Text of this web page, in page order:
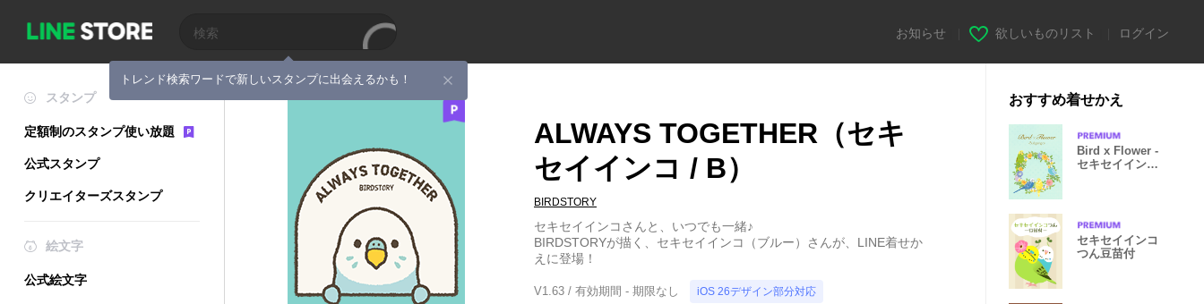
トレンド検索ワードで新しいスタンプに出会えるかも！
お知らせ 欲しいものリスト ログイン
スタンプ
定額制のスタンプ使い放題
公式スタンプ
クリエイターズスタンプ
絵文字
公式絵文字
ALWAYS TOGETHER（セキ
セイインコ / B）
BIRDSTORY
セキセイインコさんと、いつでも一緒♪
BIRDSTORYが描く、セキセイインコ（ブルー）さんが、LINE着せか
えに登場！
V1.63 / 有効期間 - 期限なし iOS 26デザイン部分対応
おすすめ着せかえ
Bird x Flower -
セキセイイン
セキセイインコ
つん豆苗付